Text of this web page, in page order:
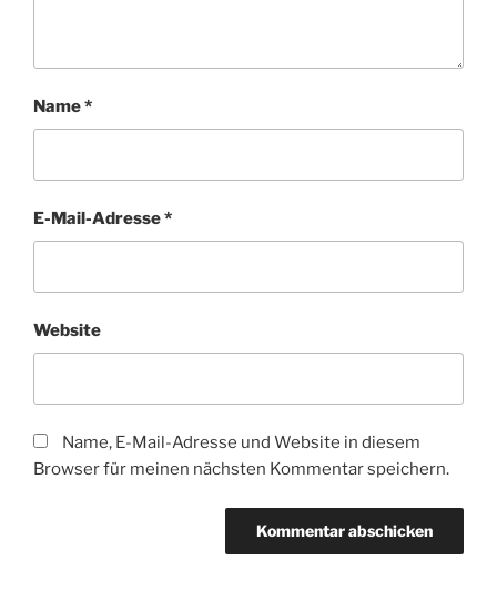
Name*
E-Mail-Adresse*
Website
Name, E-Mail-Adresse und Website in diesem
Browser für meinen nächsten Kommentar speichern.